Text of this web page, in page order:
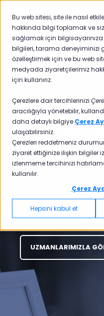
Bu web sitesi, site ile nasıl
hakkında bilgi toplamak ve
sağlamak için bilgisayarınıza
bilgileri, tarama deneyiminizi
özelleştirmek için ve bu web
medyada ziyaretçilerimiz
için kullanırız.
Çerezlere dair tercihlerinizi
aracılığıyla yönetebilir,
daha detaylı bilgiye Çerez
ulaşabilirsiniz.
Çerezleri reddetmeniz
ziyaret ettiğinize ilişkin bilgiler
izlenmeme tercihinizi
kullanılır.
Çerez
Hepsini kabul et
Pisano QKS Group'un,
Global
Sesi
*QKS SPARK Matrix, Teknoloji
ilgili alanın dinamiklerini
arasında liderlerden biri olarak
UZMANLARIMIZLA